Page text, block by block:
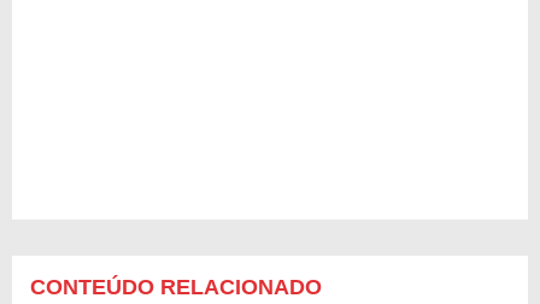
CONTEÚDO RELACIONADO